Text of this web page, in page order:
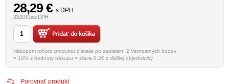
28,29 € s DPH
23,00 € bez DPH
Nákupom tohoto produktu získate po zaplatení 2 Vernostných bodov
= 10% z hodnoty nákupu = zľava 0.2€ z ďaľšej objednávky
Porovnať produkt